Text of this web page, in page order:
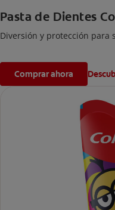
Pasta de Dientes
Diversión y protección para
Comprar ahora